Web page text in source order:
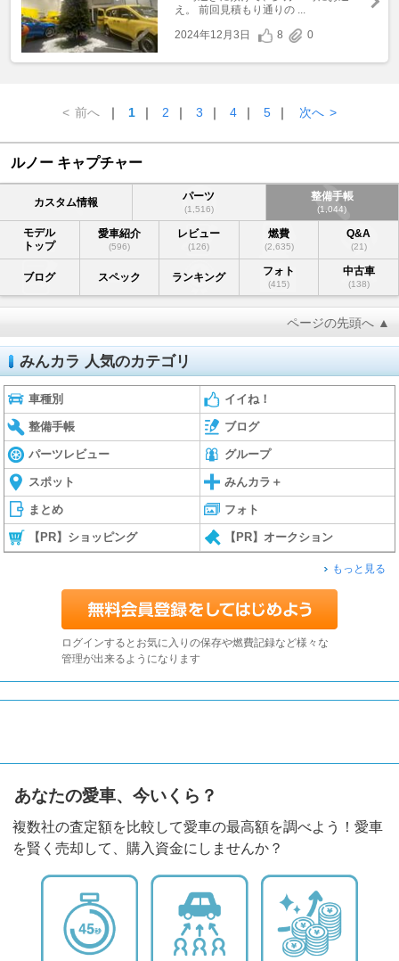
え。 前回見積もり通りの ...
2024年12月3日
8 0
< 前へ ｜ 1 ｜ 2 ｜ 3 ｜ 4 ｜ 5 ｜ 次へ >
ルノー キャプチャー
カスタム情報 パーツ
(1,516)
整備手帳
(1,044)
モデル
トップ
愛車紹介
(596)
レビュー
(126)
燃費
(2,635)
Q&A
(21)
ブログ スペック ランキング フォト
(415)
中古車
(138)
ページの先頭へ ▲
みんカラ 人気のカテゴリ
車種別 イイね！
整備手帳 ブログ
パーツレビュー グループ
スポット みんカラ＋
まとめ フォト
【PR】ショッピング 【PR】オークション
もっと見る
ログインするとお気に入りの保存や燃費記録など様々な
管理が出来るようになります
あなたの愛車、今いくら？
複数社の査定額を比較して愛車の最高額を調べよう！愛車
を賢く売却して、購入資金にしませんか？